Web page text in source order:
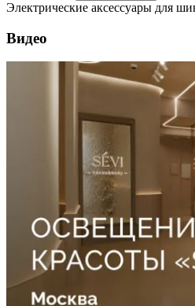
Электрические аксессуары для
Видео